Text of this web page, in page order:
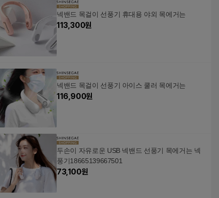
넥밴드 목걸이 선풍기 휴대용 야외 목에거는
113,300원
넥밴드 목걸이 선풍기 아이스 쿨러 목에거는
116,900원
두손이 자유로운 USB 넥밴드 선풍기 목에거는 넥
풍기18665139667501
73,100원